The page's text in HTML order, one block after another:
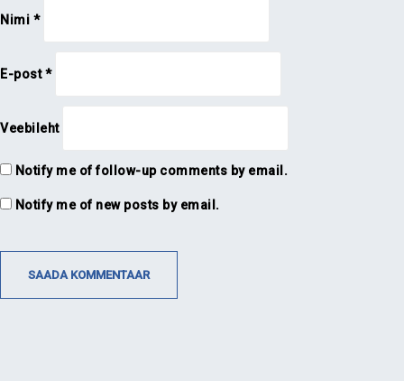
Nimi *
E-post*
Veebileht
Notify me of follow-up comments by email.
Notify me of new posts by email.